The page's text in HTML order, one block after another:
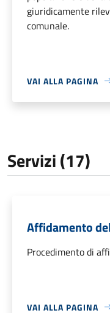
giuridicamente
comunale.
VAI ALLA PAGINA
Servizi (17)
Affidamento
Procedimento di
VAI ALLA PAGINA